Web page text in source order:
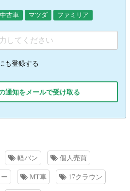
中古車 マツダ ファミリア
も登録する
通知をメールで受け取る
軽バン 個人売買
MT車 17クラウン